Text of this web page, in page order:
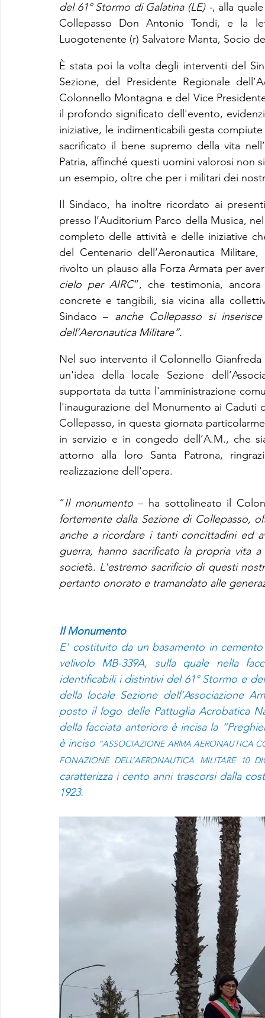
del 61° Stormo di Galatina (LE) -, alla
Collepasso Don Antonio Tondi, e la
Luogotenente (r) Salvatore Manta, Socio
È stata poi la volta degli interventi del
Sezione, del Presidente Regionale
Colonnello Montagna e del Vice
il profondo significato dell'evento,
iniziative, le indimenticabili gesta
sacrificato il bene supremo della vita
Patria, affinché questi uomini valorosi non
un esempio, oltre che per i militari dei
Il Sindaco, ha inoltre ricordato ai
presso l’Auditorium Parco della Musica,
completo delle attività e delle iniziative
del Centenario dell’Aeronautica
rivolto un plauso alla Forza Armata per
cielo per AIRC”, che testimonia,
concrete e tangibili, sia vicina alla
Sindaco – anche Collepasso si
dell’Aeronautica Militare”.
Nel suo intervento il Colonnello
un'idea della locale Sezione
supportata da tutta l'amministrazione
l'inaugurazione del Monumento ai Caduti
Collepasso, in questa giornata
in servizio e in congedo dell’A.M., che
attorno alla loro Santa Patrona,
realizzazione dell'opera.
“Il monumento – ha sottolineato il
fortemente dalla Sezione di Collepasso,
anche a ricordare i tanti concittadini ed
guerra, hanno sacrificato la propria vita
società. L'estremo sacrificio di questi
pertanto onorato e tramandato alle
Il Monumento
E' costituito da un basamento in
velivolo MB-339A, sulla quale nella
identificabili i distintivi del 61° Stormo e
della locale Sezione dell’Associazione
posto il logo delle Pattuglia Acrobatica
della facciata anteriore è incisa la
è inciso “ASSOCIAZIONE ARMA AERONAUTICA
FONAZIONE DELL’AERONAUTICA MILITARE 10
caratterizza i cento anni trascorsi dalla
1923.